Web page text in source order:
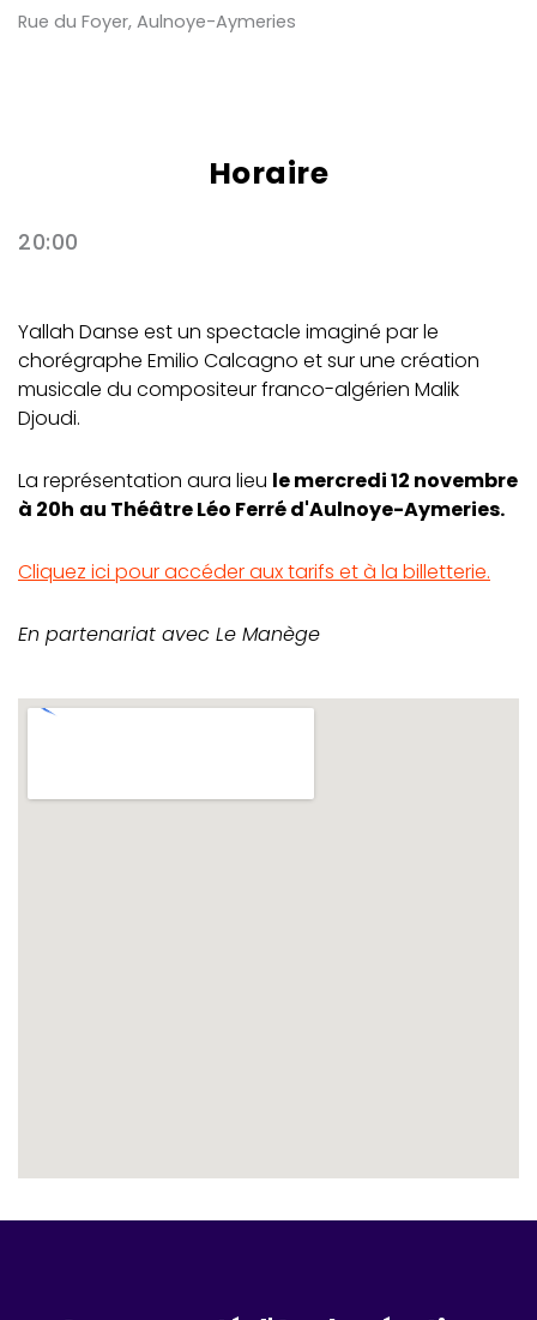
Rue du Foyer, Aulnoye-Aymeries
Horaire
20:00
Yallah Danse est un spectacle imaginé par le
chorégraphe Emilio Calcagno et sur une création
musicale du compositeur franco-algérien Malik
Djoudi.
La représentation aura lieu le mercredi 12 novembre
à 20h au Théâtre Léo Ferré d'Aulnoye-Aymeries.
Cliquez ici pour accéder aux tarifs et à la billetterie.
En partenariat avec Le Manège